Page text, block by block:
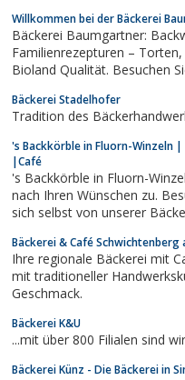
Willkommen bei der Bäckerei
Bäckerei Baumgartner:
Familienrezepturen – Torten, Brote und Brötchen – auch in
Bioland Qualität. Besuchen
Bäckerei Stadelhofer
Tradition des
's Backkörble in Fluorn-Winzeln
|Café
's Backkörble in Fluorn-
nach Ihren Wünschen zu.
sich selbst von unserer Bäckerei und
Bäckerei & Café Schwichtenberg
Ihre regionale Bäckerei mit
mit traditioneller
Geschmack.
Bäckerei K&U
...mit über 800 Filialen sind
Bäckerei Künz - Die Bäckerei in